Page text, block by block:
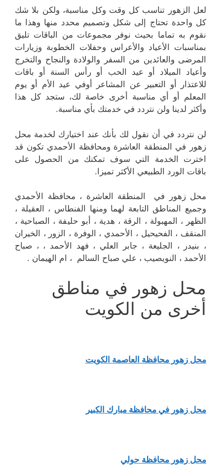
لعل الزهور تناسب كل وقت وكل مناسبة، ولكن بلا شك
كل واحدة تحتاج إلى شكل وتصميم محدد منها وهذا ما
نقوم به تماما بحيث نوفر مجموعات من الباقات تليق
بمناسبات الأعياد والأعراس وحفلات الخطوبة وزيارات
المرضى والعائدين من السفر والولادة والنجاح والتخرج
وأعياد الميلاد أو عيد الحب أو رأس السنة أو باقات
للاعتذار أو التعبير عن المشاعر أوفي عيد الأم أو يوم
المعلم أو أي مناسبة أخرى خاصة لك، ستجد كل هذا
وأكثر لدينا ولن نتردد في خدمتك بأي مناسبة.
لن نتردد في أن نقول لك بأنك عند اختيارك لخدمة محل
زهور في المنطقة العاشرة ومحافظة الأحمدي تكون قد
اخترت الخدمة التي سوف تمكنك من الحصول على
باقات الورد الطبيعي الأكثر تميزا.
محل زهور في المنطقة العاشرة ، محافظة الأحمدي
وجميع المناطق التابعة لهما ومنها الفنطاس ، العقيلة ،
الظهر ، المهبولة ، الرقة ، هدية ، أبو حليفة ، الصباحية ،
المنقف ، الفحيحيل ، الأحمدي ، الوفرة ، الزور ، الخيران
، بنيدر ، الجليعة ، جابر العلي ، فهد الأحمد ، ، صباح
الأحمد ، النويصيب ، علي صباح السالم ، ام الهيمان .
محل زهور في مناطق
أخرى من الكويت
محل زهور محافظة العاصمة الكويت
محل زهور في محافظة مبارك الكبير
محل زهور محافظة حولي